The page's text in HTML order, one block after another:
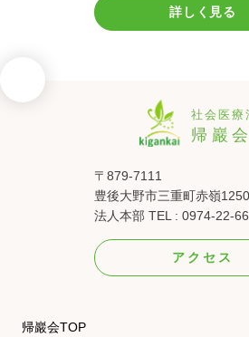
詳しく見る
〒879-7111
豊後大野市三重町赤嶺
法人本部 TEL : 0974-22-
アクセス
帰巖会TOP